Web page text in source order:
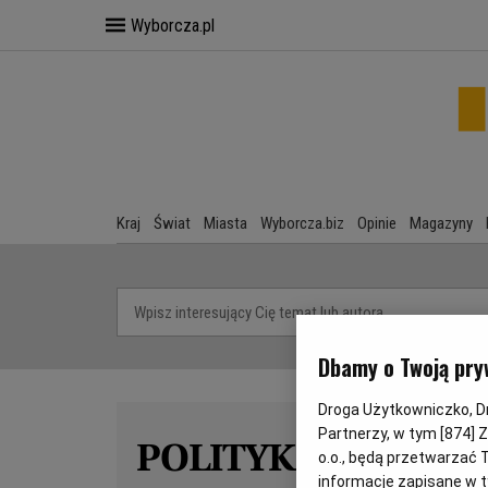
Wyborcza.pl
Kraj Świat Miasta Wyborcza.biz Opinie Magazyny
POLITYKA CIENI
Dbamy o Twoją
Droga Użytkowniczko,
Partnerzy, w tym [874]
o.o., będą przetwarzać
informacje zapisane w